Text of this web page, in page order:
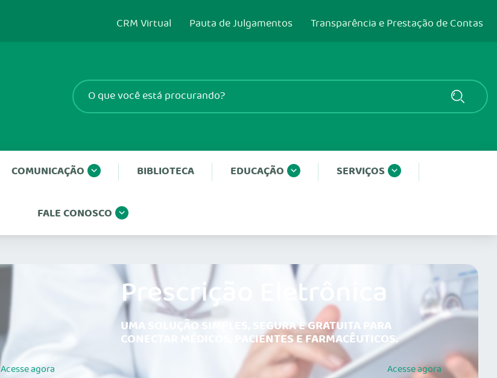
CRM Virtual Pauta de Julgamentos Transparência e Prestação de Contas
COMUNICAÇÃO BIBLIOTECA EDUCAÇÃO SERVIÇOS
FALE CONOSCO
Acesseagora
Prescrição Eletrônica
UMA SOLUÇÃO SIMPLES, SEGURA E GRATUITA PARA
CONECTAR MÉDICOS, PACIENTES E FARMACÊUTICOS.
Acesseagora